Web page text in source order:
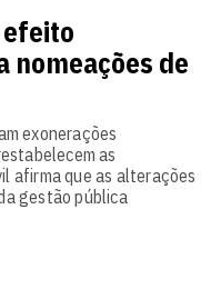
nomeações de
exonerações
as
afirma que as alterações
gestão pública